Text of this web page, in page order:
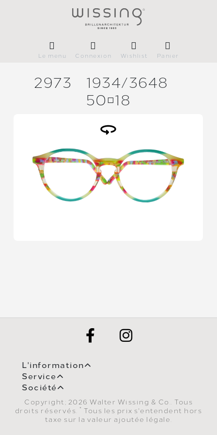
Le menu Connexion Wishlist Panier
2973 1934/3648
5018
L'information
Service
Société
Copyright; 2026 Walter Wissing & Co.. Tous
droits réservés.
* Tous les prix s'entendent hors
taxe sur la valeur ajoutée légale.